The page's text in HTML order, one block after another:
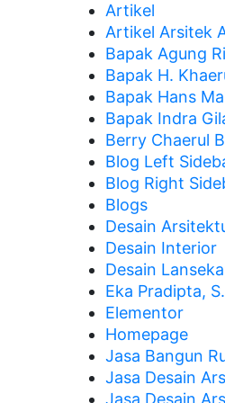
Artikel
Artikel Arsitek
Bapak Agung
Bapak H.
Bapak Hans
Bapak Indra
Berry Chaerul
Blog Left
Blog Right
Blogs
Desain
Desain Interior
Desain
Eka Pradipta,
Elementor
Homepage
Jasa Bangun
Jasa Desain
Jasa Desain